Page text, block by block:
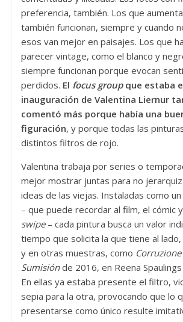
preferencia, también. Los que
también funcionan, siempre y cuando
esos van mejor en paisajes. Los que
parecer vintage, como el blanco y
siempre funcionan porque evocan
perdidos. El focus groupque estaba
inauguración de Valentina Liernur
comentó más porque había una
figuración, y porque todas las
distintos filtros de rojo.
Valentina trabaja por series o
mejor mostrar juntas para no
ideas de las viejas. Instaladas como
– que puede recordar al film, el cómic
swipe– cada pintura busca un valor
tiempo que solicita la que tiene al
y en otras muestras, como Corruzione
Sumisiónde 2016, en Reena
En ellas ya estaba presente el filtro,
sepia para la otra, provocando que lo
presentarse como único resulte